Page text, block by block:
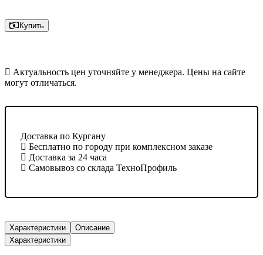
Купить
Актуальность цен уточняйте у менеджера. Цены на сайте
могут отличаться.
Доставка по Кургану
Бесплатно по городу при комплексном заказе
Доставка за 24 часа
Самовывоз со склада ТехноПрофиль
Характеристики
Описание
Характеристики